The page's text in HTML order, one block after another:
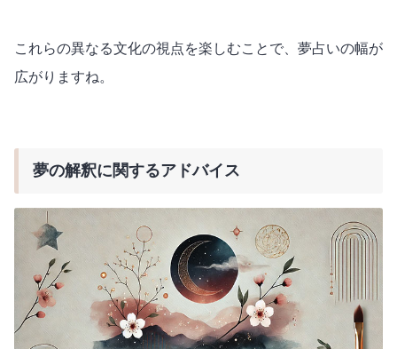
これらの異なる文化の視点を楽しむことで、夢占いの幅が
広がりますね。
夢の解釈に関するアドバイス